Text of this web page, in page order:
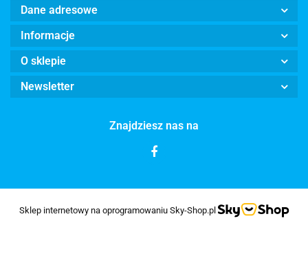
Dane adresowe
Informacje
O sklepie
Newsletter
Znajdziesz nas na
Sklep internetowy na oprogramowaniu Sky-Shop.pl